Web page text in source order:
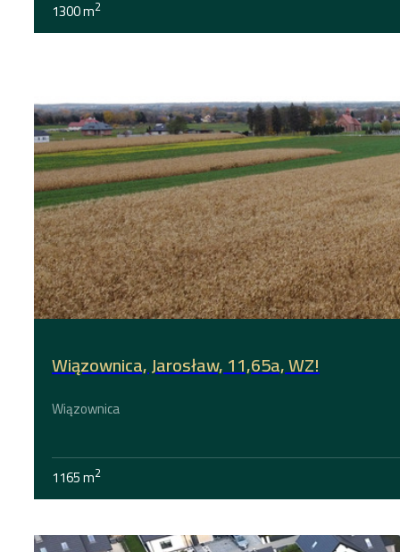
1300 m2
Wiązownica, Jarosław, 11,65a, WZ!
Wiązownica
1165 m2